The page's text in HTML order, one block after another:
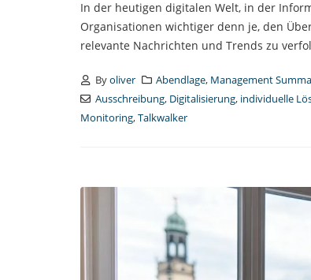
In der heutigen digitalen Welt, in der
Organisationen wichtiger denn je, den
relevante Nachrichten und Trends zu
Byoliver Abendlage, Management
Ausschreibung, Digitalisierung, individuelle
Monitoring,Talkwalker